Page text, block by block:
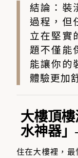
結論：裝
過程，但
立在堅實
題不僅能
能讓你的
體驗更加
大樓頂
水神器
住在大樓裡，